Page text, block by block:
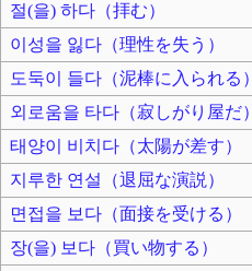
절(을) 하다（拝む）
이성을 잃다（理性を失う）
도둑이 들다（泥棒に入られる）
외로움을 타다（寂しがり屋だ）
태양이 비치다（太陽が差す）
지루한 연설（退屈な演説）
면접을 보다（面接を受ける）
장(을) 보다（買い物する）